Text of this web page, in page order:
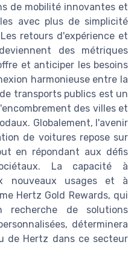
de mobilité innovantes et
avec plus de simplicité
retours d'expérience et
des métriques
et anticiper les besoins
harmonieuse entre la
transports publics est un
des villes et
Globalement, l'avenir
de voitures repose sur
en répondant aux défis
La capacité à
nouveaux usages et à
Hertz Gold Rewards, qui
recherche de solutions
déterminera
de Hertz dans ce secteur